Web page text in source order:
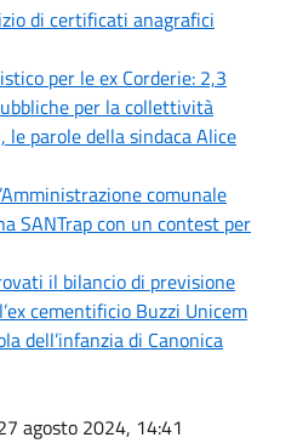
di certificati anagrafici
per le ex Corderie: 2,3
per la collettività
parole della sindaca Alice
comunale
SANTrap con un contest per
il bilancio di previsione
cementificio Buzzi Unicem
dell’infanzia di Canonica
agosto 2024, 14:41